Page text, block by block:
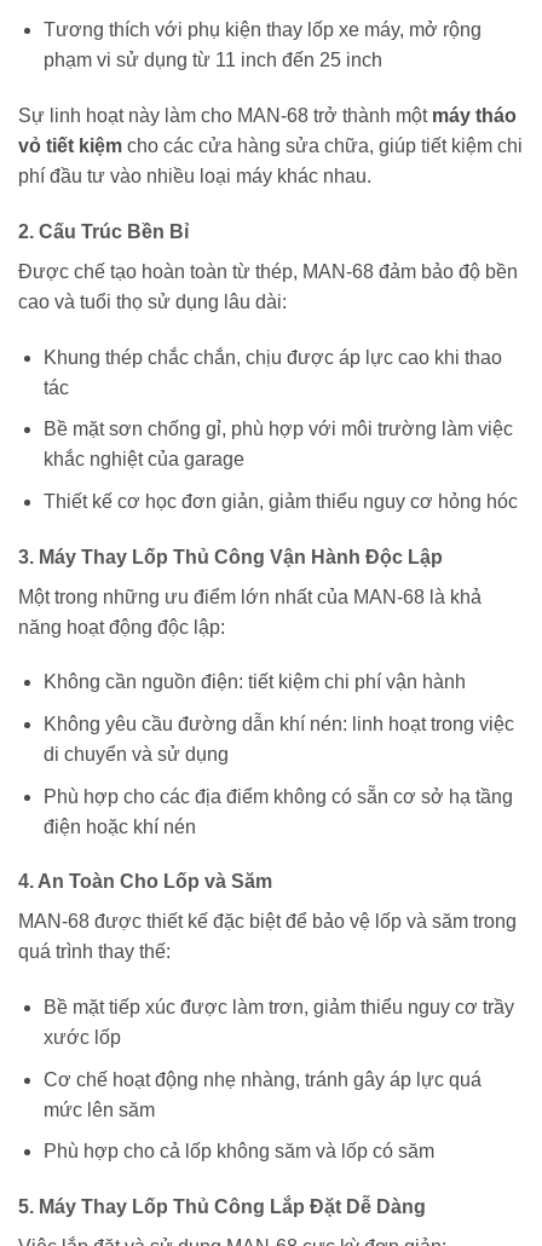
Tương thích với phụ kiện thay lốp xe máy, mở rộng
phạm vi sử dụng từ 11 inch đến 25 inch
Sự linh hoạt này làm cho MAN-68 trở thành một máy tháo
vỏ tiết kiệm cho các cửa hàng sửa chữa, giúp tiết kiệm chi
phí đầu tư vào nhiều loại máy khác nhau.
2. Cấu Trúc Bền Bỉ
Được chế tạo hoàn toàn từ thép, MAN-68 đảm bảo độ bền
cao và tuổi thọ sử dụng lâu dài:
Khung thép chắc chắn, chịu được áp lực cao khi thao
tác
Bề mặt sơn chống gỉ, phù hợp với môi trường làm việc
khắc nghiệt của garage
Thiết kế cơ học đơn giản, giảm thiểu nguy cơ hỏng hóc
3. Máy Thay Lốp Thủ Công Vận Hành Độc Lập
Một trong những ưu điểm lớn nhất của MAN-68 là khả
năng hoạt động độc lập:
Không cần nguồn điện: tiết kiệm chi phí vận hành
Không yêu cầu đường dẫn khí nén: linh hoạt trong việc
di chuyển và sử dụng
Phù hợp cho các địa điểm không có sẵn cơ sở hạ tầng
điện hoặc khí nén
4. An Toàn Cho Lốp và Săm
MAN-68 được thiết kế đặc biệt để bảo vệ lốp và săm trong
quá trình thay thế:
Bề mặt tiếp xúc được làm trơn, giảm thiểu nguy cơ trầy
xước lốp
Cơ chế hoạt động nhẹ nhàng, tránh gây áp lực quá
mức lên săm
Phù hợp cho cả lốp không săm và lốp có săm
5. Máy Thay Lốp Thủ Công Lắp Đặt Dễ Dàng